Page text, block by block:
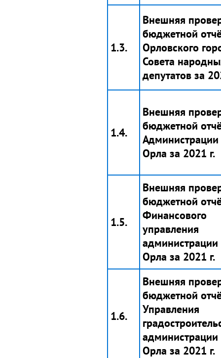
1.3.
Внешняя
бюджетной
Орловского
Совета
депутатов за
1.4.
Внешняя
бюджетной
Администрации
Орла за 2021 г.
1.5.
Внешняя
бюджетной
Финансового
управления
администрации
Орла за 2021 г.
1.6.
Внешняя
бюджетной
Управления
администрации
Орла за 2021 г.